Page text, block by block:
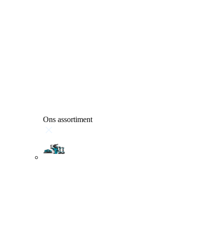
Ons assortiment